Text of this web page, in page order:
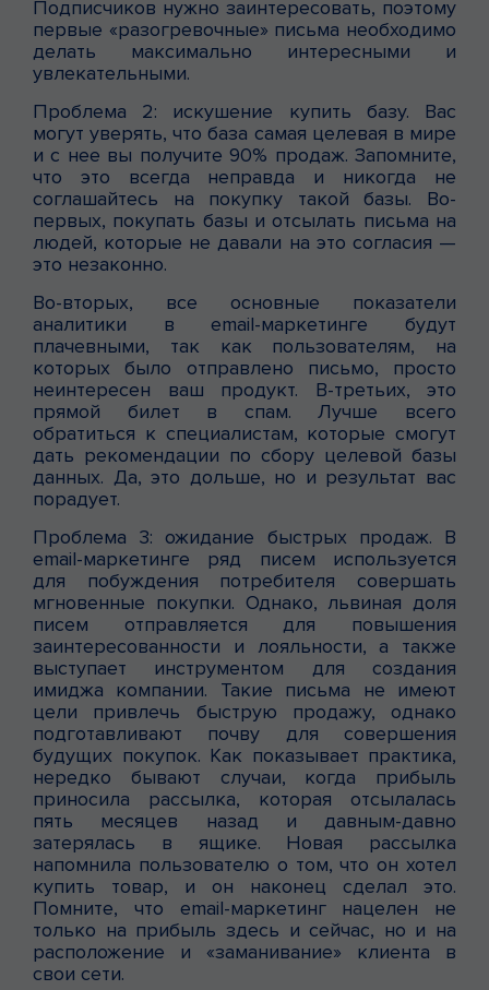
Подписчиков нужно заинтересовать, поэтому
первые «разогревочные» письма необходимо
делать максимально интересными и
увлекательными.
Проблема 2: искушение купить базу. Вас
могут уверять, что база самая целевая в мире
и с нее вы получите 90% продаж. Запомните,
что это всегда неправда и никогда не
соглашайтесь на покупку такой базы. Во-
первых, покупать базы и отсылать письма на
людей, которые не давали на это согласия —
это незаконно.
Во-вторых, все основные показатели
аналитики в email-маркетинге будут
плачевными, так как пользователям, на
которых было отправлено письмо, просто
неинтересен ваш продукт. В-третьих, это
прямой билет в спам. Лучше всего
обратиться к специалистам, которые смогут
дать рекомендации по сбору целевой базы
данных. Да, это дольше, но и результат вас
порадует.
Проблема 3: ожидание быстрых продаж. В
email-маркетинге ряд писем используется
для побуждения потребителя совершать
мгновенные покупки. Однако, львиная доля
писем отправляется для повышения
заинтересованности и лояльности, а также
выступает инструментом для создания
имиджа компании. Такие письма не имеют
цели привлечь быструю продажу, однако
подготавливают почву для совершения
будущих покупок. Как показывает практика,
нередко бывают случаи, когда прибыль
приносила рассылка, которая отсылалась
пять месяцев назад и давным-давно
затерялась в ящике. Новая рассылка
напомнила пользователю о том, что он хотел
купить товар, и он наконец сделал это.
Помните, что email-маркетинг нацелен не
только на прибыль здесь и сейчас, но и на
расположение и «заманивание» клиента в
свои сети.